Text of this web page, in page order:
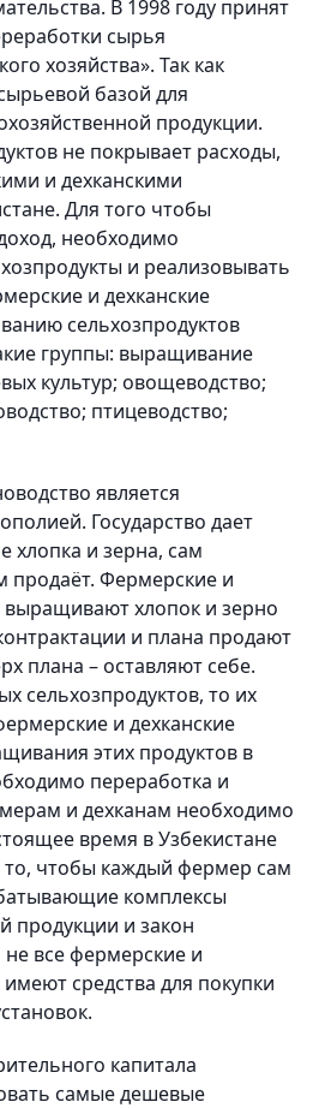
В 1998 году принят
сырья
хозяйства». Так как
базой для
продукции.
не покрывает расходы,
и дехканскими
Для того чтобы
необходимо
и реализовывать
и дехканские
сельхозпродуктов
группы: выращивание
культур; овощеводство;
птицеводство;
является
Государство дает
хлопка и зерна, сам
продаёт. Фермерские и
выращивают хлопок и зерно
и плана продают
плана – оставляют себе.
сельхозпродуктов, то их
и дехканские
этих продуктов в
переработка и
и дехканам необходимо
время в Узбекистане
то, чтобы каждый фермер сам
комплексы
продукции и закон
все фермерские и
имеют средства для покупки
капитала
самые дешевые